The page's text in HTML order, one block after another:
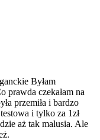
Byłam
prawda czekałam na
przemiła i bardzo
i tylko za 1zł
aż tak malusia. Ale